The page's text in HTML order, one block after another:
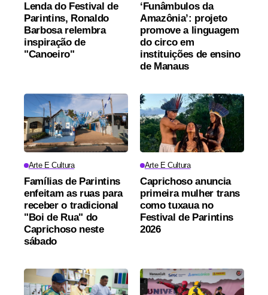
Lenda do Festival de
Parintins, Ronaldo
Barbosa relembra
inspiração de
"Canoeiro"
‘Funâmbulos da
Amazônia’: projeto
promove a linguagem
do circo em
instituições de ensino
de Manaus
Arte E Cultura
Famílias de Parintins
enfeitam as ruas para
receber o tradicional
"Boi de Rua" do
Caprichoso neste
sábado
Arte E Cultura
Caprichoso anuncia
primeira mulher trans
como tuxaua no
Festival de Parintins
2026